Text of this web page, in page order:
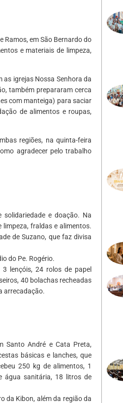
Ramos, em São Bernardo do
e materiais de limpeza,
igrejas Nossa Senhora da
também prepararam cerca
com manteiga) para saciar
de alimentos e roupas,
regiões, na quinta-feira
agradecer pelo trabalho
e doação. Na
fraldas e alimentos.
de Suzano, que faz divisa
do Pe. Rogério.
lençóis, 24 rolos de papel
40 bolachas recheadas
arrecadação.
Santo André e Cata Preta,
básicas e lanches, que
250 kg de alimentos, 1
água sanitária, 18 litros de
da Kibon, além da região da